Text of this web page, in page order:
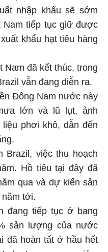
nhập khẩu sẽ sớm
tiếp tục giữ được
khẩu hạt tiêu hàng
Nam đã kết thúc, trong
vẫn đang diễn ra.
Đông Nam nước này
lớn và lũ lụt, ảnh
phơi khô, dẫn đến
Brazil, việc thu hoạch
Hồ tiêu tại đây đã
qua và dự kiến sản
tới.
đang tiếp tục ở bang
sản lượng của nước
đã hoàn tất ở hầu hết